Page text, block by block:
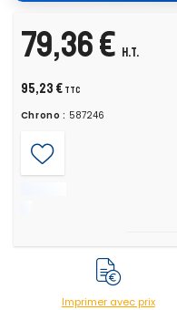
79,36 € H.T.
95,23 € TTC
Chrono : 587246
Imprimer avec prix